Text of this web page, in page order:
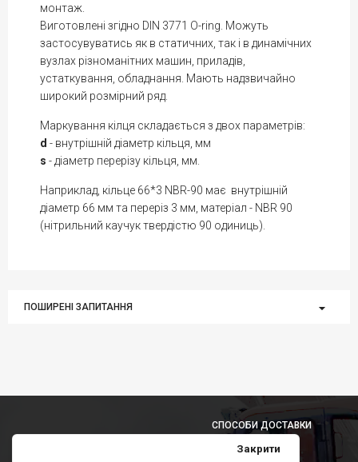
Закрити
монтаж.
Виготовлені згідно DIN 3771 O-ring. Можуть
застосувуватись як в статичних, так і в динамічних
вузлах різноманітних машин, приладів,
устаткування, обладнання. Мають надзвичайно
широкий розмірний ряд.
Маркування кілця складається з двох параметрів:
d - внутрішній діаметр кільця, мм
s - діаметр перерізу кільця, мм.
Наприклад, кільце 66*3 NBR-90 має внутрішній
діаметр 66 мм та переріз 3 мм, матеріал - NBR 90
(нітрильний каучук твердістю 90 одиниць).
ПОШИРЕНІ ЗАПИТАННЯ
СПОСОБИ ДОСТАВКИ